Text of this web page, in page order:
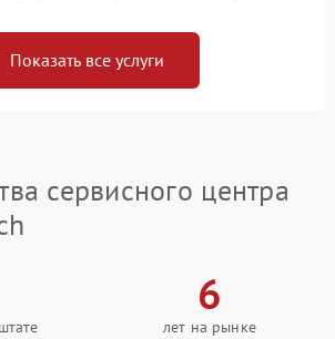
Показать все услуги
сервисного центра
6
лет на рынке